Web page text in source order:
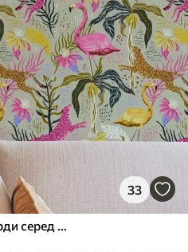
33
Яскраві фламінго та леопарди серед тропічних рослин